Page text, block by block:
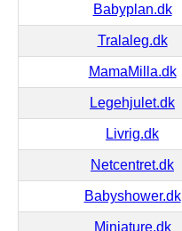
Babyplan.dk
Tralaleg.dk
MamaMilla.dk
Legehjulet.dk
Livrig.dk
Netcentret.dk
Babyshower.dk
Miniature.dk